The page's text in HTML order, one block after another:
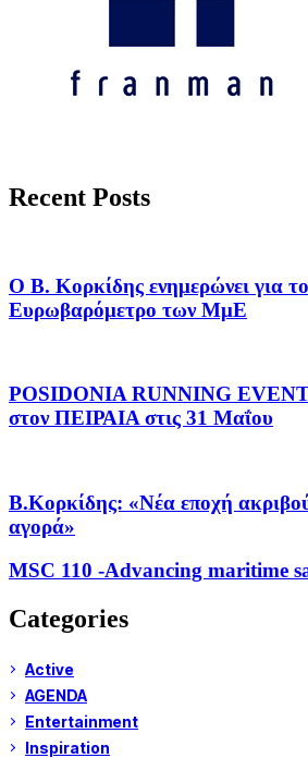
Recent Posts
Ο Β. Κορκίδης ενημερώνει για
Ευρωβαρόμετρο των ΜμΕ
POSIDONIA RUNNING
στον ΠΕΙΡΑΙΑ στις 31 Μαΐου
Β.Κορκίδης: «Νέα εποχή
αγορά»
MSC 110 -Advancing maritime
Categories
Active
AGENDA
Entertainment
Inspiration